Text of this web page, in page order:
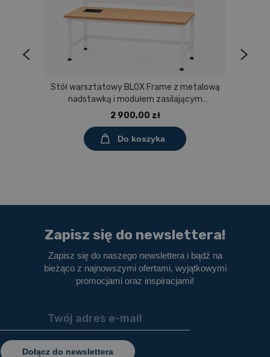
Stół warsztatowy BLOX Frame z metalową
nadstawką i modułem zasilającym
Prostokąt 1200x600 mm, rozmiar 4-6, blat
2 900,00 zł
Do koszyka
Zapisz się do newslettera!
Zapisz się do naszego newslettera i bądź na
bieżąco z najnowszymi ofertami, wyjątkowymi
promocjami oraz inspiracjami!
Dołącz do newslettera